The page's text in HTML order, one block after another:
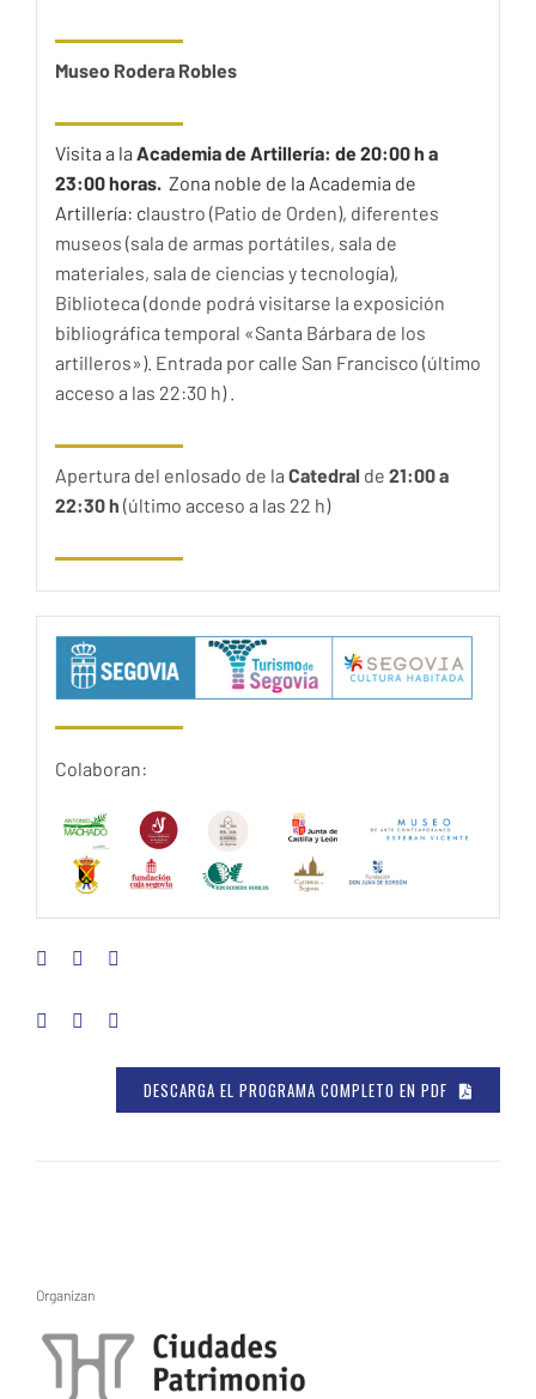
Museo Rodera Robles
Visita a la Academia de Artillería: de 20:00 h a
23:00 horas. Zona noble de la Academia de
Artillería: claustro (Patio de Orden), diferentes
museos (sala de armas portátiles, sala de
materiales, sala de ciencias y tecnología),
Biblioteca (donde podrá visitarse la exposición
bibliográfica temporal «Santa Bárbara de los
artilleros»). Entrada por calle San Francisco (último
acceso a las 22:30 h) .
Apertura del enlosado de la Catedral de 21:00 a
22:30 h (último acceso a las 22 h)
Colaboran:
DESCARGA EL PROGRAMA COMPLETO EN PDF
Organizan